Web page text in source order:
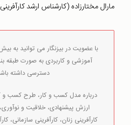
مارال مختارزاده (کارشناس ارشد
با عضویت در بیزنگار می توانید به
آموزشی و کاربردی به صورت طبقه
دسترسی داشته
درباره مدل کسب و کار، طرح کسب و
ارزش پیشنهادی، خلاقیت و نوآوری،
کارآفرینی زنان، کارآفرینی سازمانی،